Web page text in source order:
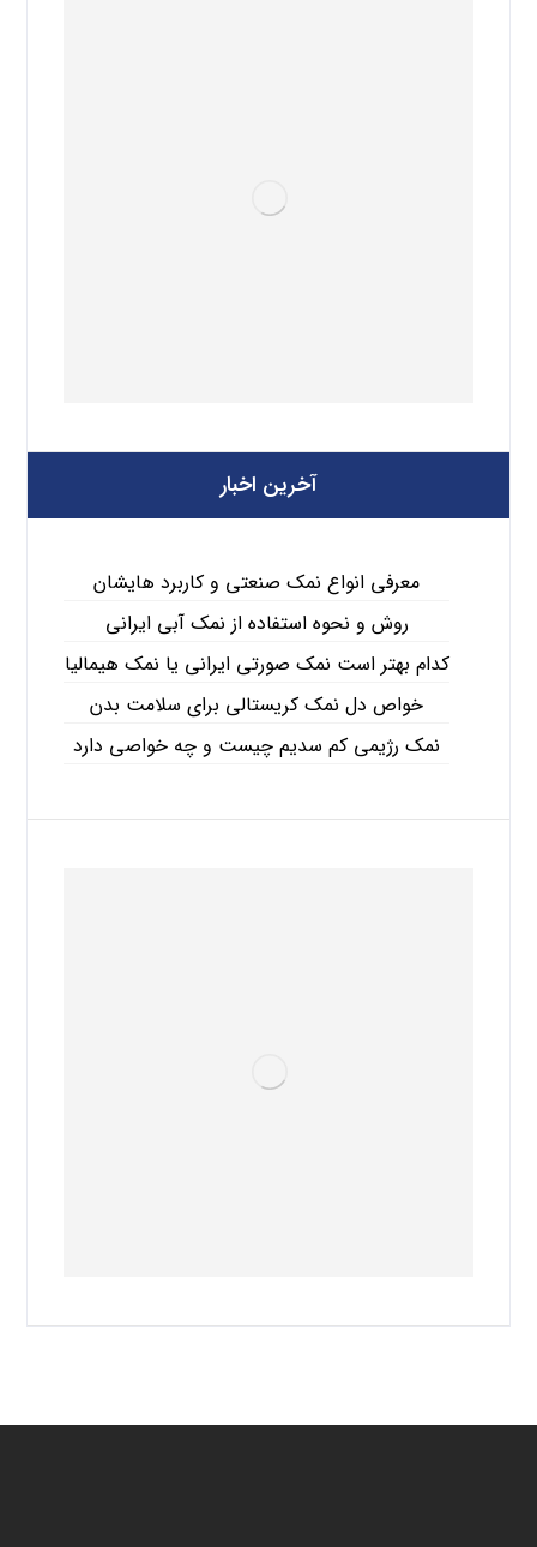
آخرین اخبار
معرفی انواع نمک صنعتی و کاربرد هایشان
روش و نحوه استفاده از نمک آبی ایرانی
کدام بهتر است نمک صورتی ایرانی یا نمک هیمالیا
خواص دل نمک کریستالی برای سلامت بدن
نمک رژیمی کم سدیم چیست و چه خواصی دارد